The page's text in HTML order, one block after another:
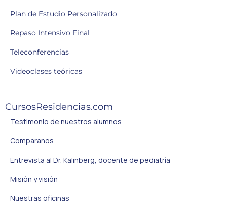
Plan de Estudio Personalizado
Repaso Intensivo Final
Teleconferencias
Videoclases teóricas
CursosResidencias.com
Testimonio de nuestros alumnos
Comparanos
Entrevista al Dr. Kalinberg, docente de pediatría
Misión y visión
Nuestras oficinas